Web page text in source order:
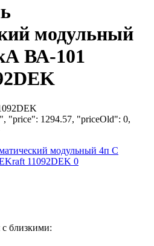
модульный
ВА-101
"price": 1294.57, "priceOld": 0,
близкими: